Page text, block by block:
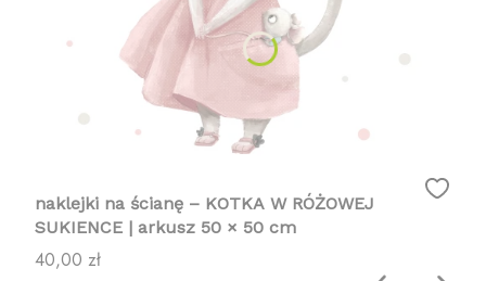
naklejki na ścianę – KOTKA W RÓŻOWEJ
SUKIENCE | arkusz 50 × 50 cm
Cena
40,00 zł